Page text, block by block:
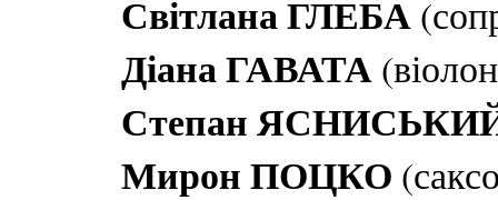
Світлана ГЛЕБА
Діана ГАВАТА
Степан
Мирон ПОЦКО